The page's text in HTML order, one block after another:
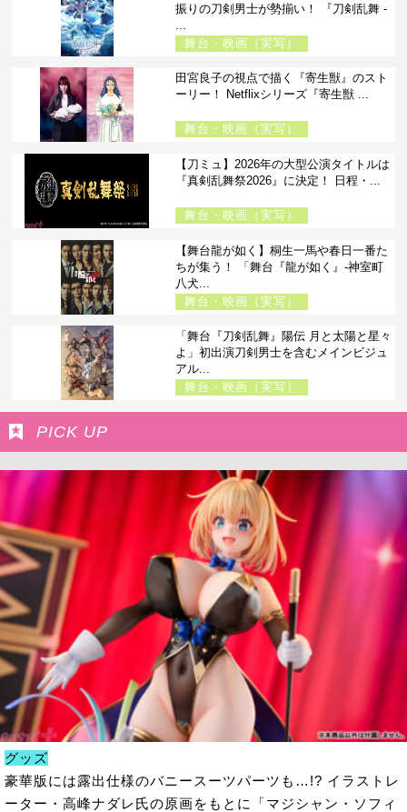
振りの刀剣男士が勢揃い！ 『刀剣乱舞 -
舞台・映画（実写）
田宮良子の視点で描く『寄生獣』のスト
ーリー！ Netflixシリーズ『寄生獣 ...
舞台・映画（実写）
【刀ミュ】2026年の大型公演タイトルは
『真剣乱舞祭2026』に決定！ 日程・...
舞台・映画（実写）
【舞台龍が如く】桐生一馬や春日一番た
ちが集う！ 「舞台『龍が如く』-神室町
八犬...
舞台・映画（実写）
「舞台『刀剣乱舞』陽伝 月と太陽と星々
よ」初出演刀剣男士を含むメインビジュ
アル...
舞台・映画（実写）
PICK UP
グッズ
豪華版には露出仕様のバニースーツパーツも…!? イラストレ
ーター・高峰ナダレ氏の原画をもとに「マジシャン・ソフィ